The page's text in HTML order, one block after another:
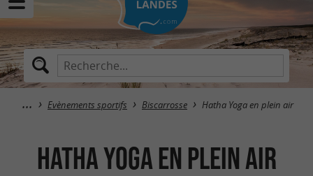
Evènements sportifs Biscarrosse Hatha Yoga en plein air
Hatha Yoga en plein air